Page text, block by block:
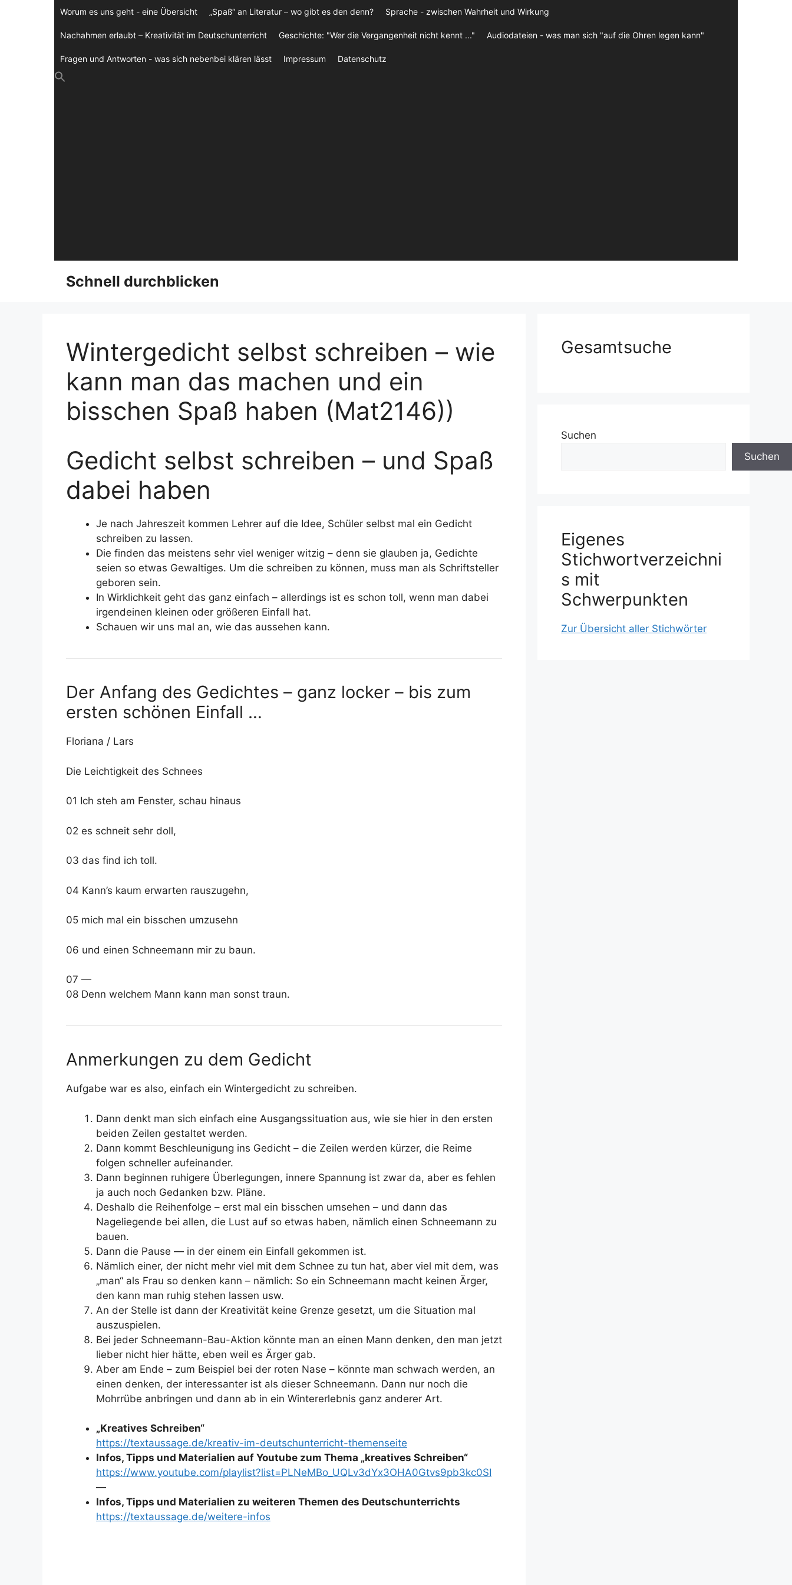
Worum es uns geht - eine Übersicht „Spaß“ an Literatur – wo gibt es den denn? Sprache - zwischen Wahrheit und Wirkung
Nachahmen erlaubt – Kreativität im Deutschunterricht Geschichte: "Wer die Vergangenheit nicht kennt ..." Audiodateien - was man sich "auf die Ohren legen kann"
Fragen und Antworten - was sich nebenbei klären lässt Impressum Datenschutz
Schnell durchblicken
Wintergedicht selbst schreiben – wie
kann man das machen und ein
bisschen Spaß haben (Mat2146))
Gedicht selbst schreiben – und Spaß
dabei haben
Je nach Jahreszeit kommen Lehrer auf die Idee, Schüler selbst mal ein Gedicht
schreiben zu lassen.
Die finden das meistens sehr viel weniger witzig – denn sie glauben ja, Gedichte
seien so etwas Gewaltiges. Um die schreiben zu können, muss man als Schriftsteller
geboren sein.
In Wirklichkeit geht das ganz einfach – allerdings ist es schon toll, wenn man dabei
irgendeinen kleinen oder größeren Einfall hat.
Schauen wir uns mal an, wie das aussehen kann.
Der Anfang des Gedichtes – ganz locker – bis zum
ersten schönen Einfall …
Floriana / Lars
Die Leichtigkeit des Schnees
01 Ich steh am Fenster, schau hinaus
02 es schneit sehr doll,
03 das find ich toll.
04 Kann’s kaum erwarten rauszugehn,
05 mich mal ein bisschen umzusehn
06 und einen Schneemann mir zu baun.
07 —
08 Denn welchem Mann kann man sonst traun.
Anmerkungen zu dem Gedicht
Aufgabe war es also, einfach ein Wintergedicht zu schreiben.
Dann denkt man sich einfach eine Ausgangssituation aus, wie sie hier in den ersten
beiden Zeilen gestaltet werden.
Dann kommt Beschleunigung ins Gedicht – die Zeilen werden kürzer, die Reime
folgen schneller aufeinander.
Dann beginnen ruhigere Überlegungen, innere Spannung ist zwar da, aber es fehlen
ja auch noch Gedanken bzw. Pläne.
Deshalb die Reihenfolge – erst mal ein bisschen umsehen – und dann das
Nageliegende bei allen, die Lust auf so etwas haben, nämlich einen Schneemann zu
bauen.
Dann die Pause — in der einem ein Einfall gekommen ist.
Nämlich einer, der nicht mehr viel mit dem Schnee zu tun hat, aber viel mit dem, was
„man“ als Frau so denken kann – nämlich: So ein Schneemann macht keinen Ärger,
den kann man ruhig stehen lassen usw.
An der Stelle ist dann der Kreativität keine Grenze gesetzt, um die Situation mal
auszuspielen.
Bei jeder Schneemann-Bau-Aktion könnte man an einen Mann denken, den man jetzt
lieber nicht hier hätte, eben weil es Ärger gab.
Aber am Ende – zum Beispiel bei der roten Nase – könnte man schwach werden, an
einen denken, der interessanter ist als dieser Schneemann. Dann nur noch die
Mohrrübe anbringen und dann ab in ein Wintererlebnis ganz anderer Art.
„Kreatives Schreiben“
https://textaussage.de/kreativ-im-deutschunterricht-themenseite
Infos, Tipps und Materialien auf Youtube zum Thema „kreatives Schreiben“
https://www.youtube.com/playlist?list=PLNeMBo_UQLv3dYx3OHA0Gtvs9pb3kc0SI
—
Infos, Tipps und Materialien zu weiteren Themen des Deutschunterrichts
https://textaussage.de/weitere-infos
Gesamtsuche
Suchen
Suchen
Eigenes
Stichwortverzeichni
s mit
Schwerpunkten
Zur Übersicht aller Stichwörter